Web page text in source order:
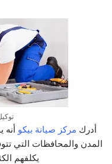
أدرك مركز صيانة بيكو أنه
المدن والمحافظات التي
يكلفهم